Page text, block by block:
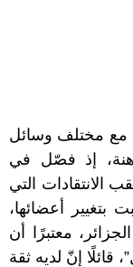
مع مختلف وسائل
إذ فصّل في
الانتقادات التي
بتغيير أعضائها،
معتبرًا أن
قائلًا إنّ لديه ثقة